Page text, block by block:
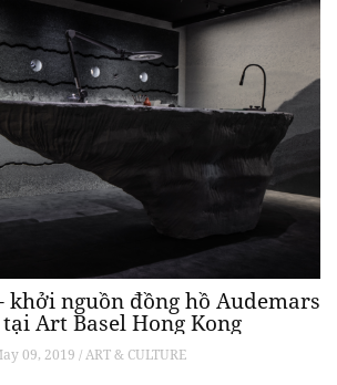
khởi nguồn đồng hồ Audemars
Art Basel Hong Kong
09, 2019 / ART & CULTURE